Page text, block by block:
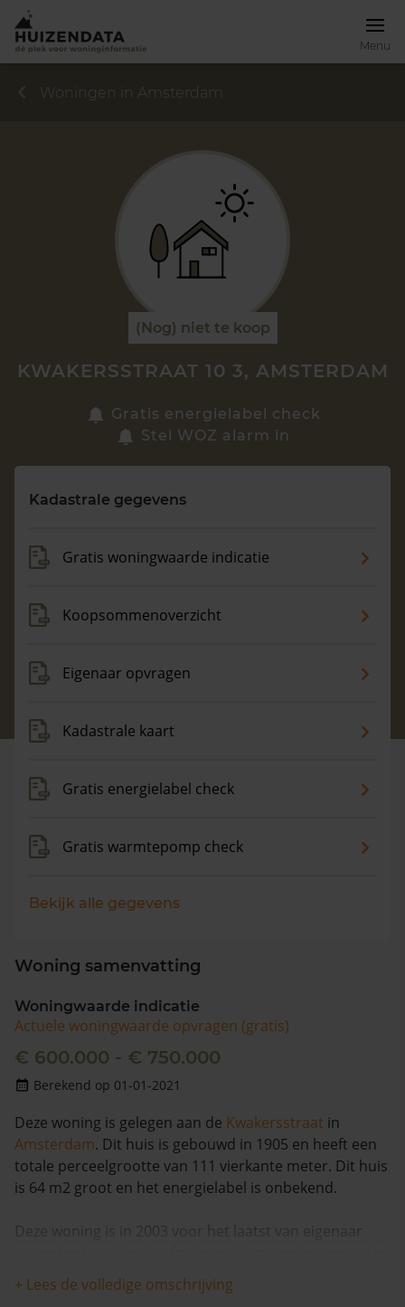
Menu
Zoek een woning
Maandag t/m vrijdag - 08:00 -18:00
Woningen in Amsterdam
(Nog) niet te koop
KWAKERSSTRAAT 10 3, AMSTERDAM
Gratis energielabel check
Stel WOZ alarm in
Kadastrale gegevens
Gratis woningwaarde indicatie
Koopsommenoverzicht
Eigenaar opvragen
Kadastrale kaart
Gratis energielabel check
Gratis warmtepomp check
Bekijk alle gegevens
Woning samenvatting
Woningwaarde indicatie
Actuele woningwaarde opvragen (gratis)
€ 600.000 - € 750.000
Berekend op 01-01-2021
Deze woning is gelegen aan de Kwakersstraat in
Amsterdam. Dit huis is gebouwd in 1905 en heeft een
totale perceelgrootte van 111 vierkante meter. Dit huis
is 64 m2 groot en het energielabel is onbekend.
Deze woning is in 2003 voor het laatst van eigenaar
8% meer waard geworden. De woning is na 1993 één
keer verkocht.
+ Lees de volledige omschrijving